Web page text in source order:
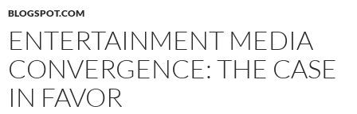
BLOGSPOT.COM
ENTERTAINMENT MEDIA
CONVERGENCE: THE CASE
IN FAVOR